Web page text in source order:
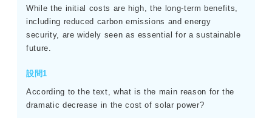
While the initial costs are high, the long-term benefits,
including reduced carbon emissions and energy
security, are widely seen as essential for a sustainable
future.
設問1
According to the text, what is the main reason for the
dramatic decrease in the cost of solar power?